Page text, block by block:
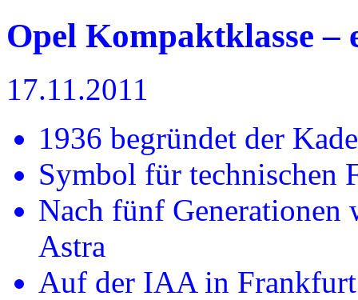
Opel Kompaktklasse
17.11.2011
1936 begründet der
Symbol für technischen
Nach fünf Generationen
Astra
Auf der IAA in